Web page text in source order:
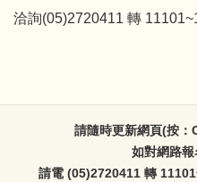
洽詢(05)2720411 轉
請隨時更新網頁(按
如對網路
請電 (05)2720411 轉